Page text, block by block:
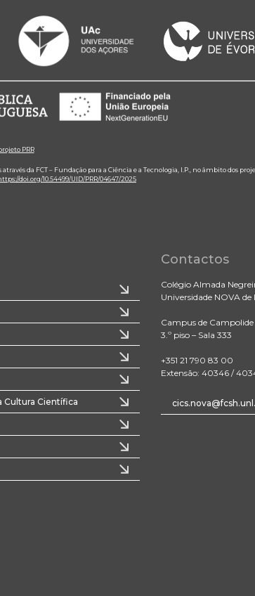
PRR
da FCT – Fundação para a Ciência e a Tecnologia, I.P., no âmbito dos
doi.org/10.54499/UID/PRR/04647/2025
Cultura Científica
Contactos
Colégio Almada
Universidade NOVA de
Campus de Campolide
3.º piso – Sala 333
+351 21 790 83 00
Extensão: 40346 /